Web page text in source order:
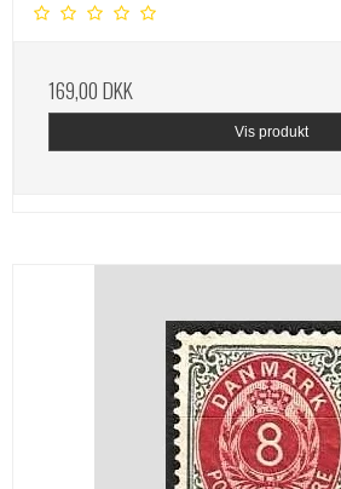
169,00 DKK
Vis produkt